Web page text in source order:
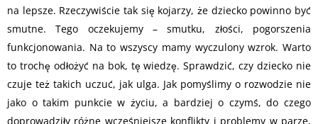
na lepsze. Rzeczywiście tak się kojarzy, że dziecko powinno być
smutne. Tego oczekujemy – smutku, złości, pogorszenia
funkcjonowania. Na to wszyscy mamy wyczulony wzrok. Warto
to trochę odłożyć na bok, tę wiedzę. Sprawdzić, czy dziecko nie
czuje też takich uczuć, jak ulga. Jak pomyślimy o rozwodzie nie
jako o takim punkcie w życiu, a bardziej o czymś, do czego
doprowadziły różne wcześniejsze konflikty i problemy w parze,